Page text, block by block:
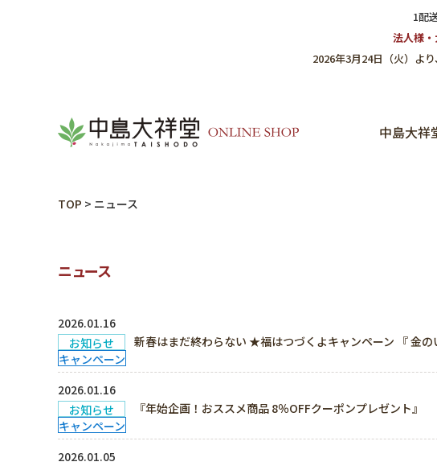
1配
法人様
2026年3月24日（火）よ
中島大祥
TOP > ニュース
ニュース
2026.01.16
お知らせ
キャンペーン
新春はまだ終わらない ★福はつづくよキャンペーン 『 金
2026.01.16
お知らせ
キャンペーン
『年始企画！おススメ商品 8％OFFクーポンプレゼント』
2026.01.05